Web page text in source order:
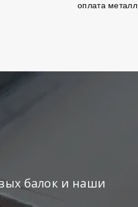
оплата
балок и наши